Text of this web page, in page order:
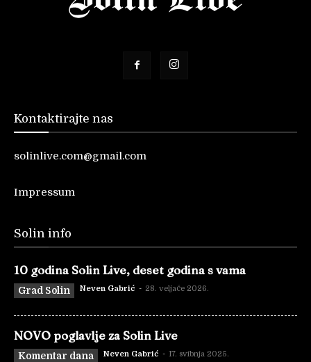
Kontaktirajte nas
solinlive.com@gmail.com
Impressum
Solin info
10 godina Solin Live, deset godina s vama
Grad Solin Neven Gabrić - 28. veljače 2026.
NOVO poglavlje za Solin Live
Komentar dana Neven Gabrić - 17. svibnja 2025.